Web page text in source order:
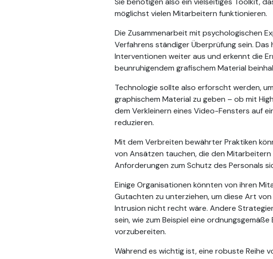
möglichst vielen Mitarbeitern funktionieren.
Die Zusammenarbeit mit psychologischen
Verfahrens ständiger Überprüfung sein.
Interventionen weiter aus und erkennt die
beunruhigendem grafischem Material
Technologie sollte also erforscht werden,
graphischem Material zu geben – ob mit
dem Verkleinern eines Video-Fensters auf
reduzieren.
Mit dem Verbreiten bewährter Praktiken
von Ansätzen tauchen, die den
Anforderungen zum Schutz des Personals
Einige Organisationen könnten von ihren
Gutachten zu unterziehen, um diese Art
Intrusion nicht recht wäre. Andere
sein, wie zum Beispiel eine
vorzubereiten.
Während es wichtig ist, eine robuste Reihe